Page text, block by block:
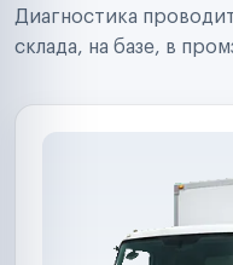
Ритейл-сети
Управляющие компании
Страховые компании
Диагностика
склада, на базе, в